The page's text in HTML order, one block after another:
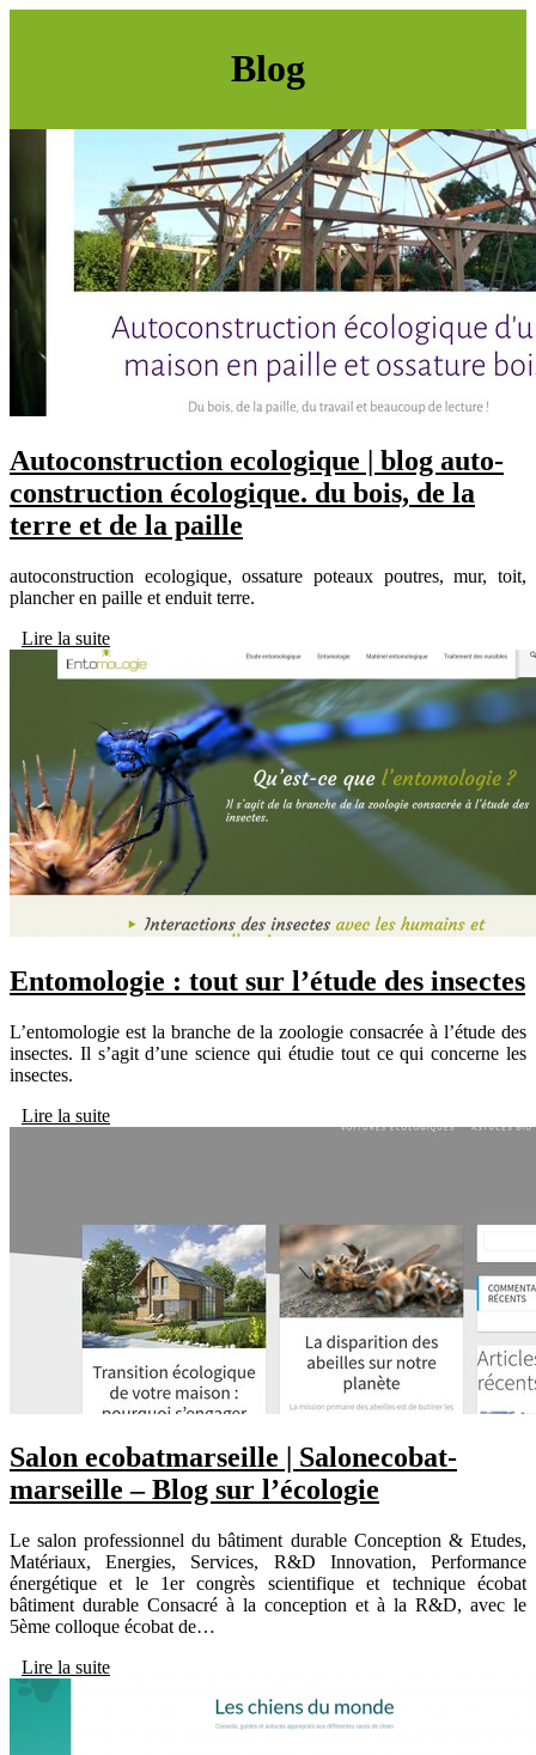
Blog
Auto­construction ecologique | blog auto­
construction écologique. du bois, de la
terre et de la paille
autoconstruction ecologique, ossature poteaux poutres, mur, toit,
plancher en paille et enduit terre.
Lire la suite
Entomologie : tout sur l’étude des insectes
L’entomologie est la branche de la zoologie consacrée à l’étude des
insectes. Il s’agit d’une science qui étudie tout ce qui concerne les
insectes.
Lire la suite
Salon eco­bat­marseil­le | Saloneco­bat­
marseil­le – Blog sur l’écologie
Le salon professionnel du bâtiment durable Conception & Etudes,
Matériaux, Energies, Services, R&D Innovation, Performance
énergétique et le 1er congrès scientifique et technique écobat
bâtiment durable Consacré à la conception et à la R&D, avec le
5ème colloque écobat de…
Lire la suite